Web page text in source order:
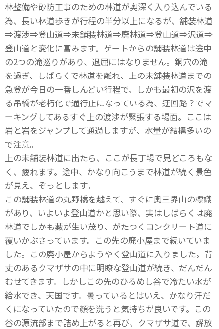
林整備や砂防工事のための林道が奥深く入り込んでいる
為、長い林道歩きが行程の半分以上になるが、舗装林道
⇒渡渉⇒登山道⇒未舗装林道⇒廃林道⇒登山道⇒沢道⇒
登山道と変化に富みます。ゲートからの舗装林道は途中
の2つの滝巡りがあり、退屈にはなりません。銅穴の滝
を過ぎ、しばらくで林道を離れ、上の未舗装林道までの
急登が今日の一番しんどい行程で、しかも最初の沢を渡
る吊橋が老朽化で通行止になっている為、迂回路？でマ
ーキングしてあるすぐ上の渡渉が緊張する場面。ここは
岩と岩をジャンプして通過しますが、水量が結構多いの
で注意。
上の未舗装林道に出たら、ここが長丁場で見どころもな
く、疲れます。途中、かなり向こうまで林道が続く景色
が見え、ぞっとします。
この舗装林道の丸野橋を越えて、すぐに奥三界山の標識
があり、いよいよ登山道かと思い際、実はしばらくは廃
林道でしかも藪が生い茂り、がたつくコンクリート道に
覆いかぶさっています。この先の廃小屋まで続いていま
した。この廃小屋からようやく登山道に入りました。背
丈のあるクマザサの中に明瞭な登山道が続き、だんだん
むせてきます。しかしこの先のひるめし谷で冷たい水が
給水でき、天国です。曇っているとはいえ、かなり汗だ
くになっていたので顔を洗うと気持ちが良いです。この
谷の源流部まで詰め上がると再び、クマザサ道で、解放